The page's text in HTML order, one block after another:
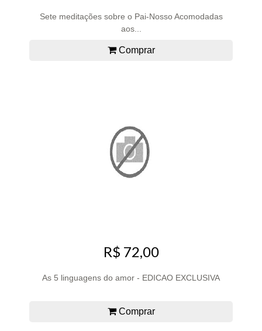
Sete meditações sobre o Pai-Nosso Acomodadas
aos...
Comprar
R$ 72,00
As 5 linguagens do amor - EDICAO EXCLUSIVA
Comprar